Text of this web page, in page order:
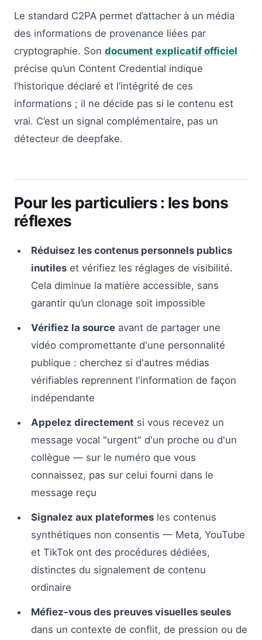
Le standard C2PA permet d’attacher à un média
des informations de provenance liées par
cryptographie. Son document explicatif officiel
précise qu’un Content Credential indique
l’historique déclaré et l’intégrité de ces
informations ; il ne décide pas si le contenu est
vrai. C’est un signal complémentaire, pas un
détecteur de deepfake.
Pour les particuliers : les bons
réflexes
Réduisez les contenus personnels publics
inutileset vérifiez les réglages de visibilité.
Cela diminue la matière accessible, sans
garantir qu’un clonage soit impossible
Vérifiez la sourceavant de partager une
vidéo compromettante d'une personnalité
publique : cherchez si d'autres médias
vérifiables reprennent l'information de façon
indépendante
Appelez directement si vous recevez un
message vocal "urgent" d'un proche ou d'un
collègue — sur le numéro que vous
connaissez, pas sur celui fourni dans le
message reçu
Signalez aux plateformesles contenus
synthétiques non consentis — Meta, YouTube
et TikTok ont des procédures dédiées,
distinctes du signalement de contenu
ordinaire
Méfiez-vous des preuves visuelles seules
dans un contexte de conflit, de pression ou de